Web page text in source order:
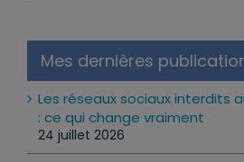
Mes dernières
Les réseaux sociaux interdits
: ce qui change vraiment
24 juillet 2026